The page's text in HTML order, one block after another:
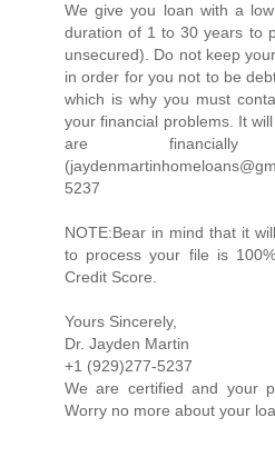
We give you loan with a
duration of 1 to 30 years to
unsecured). Do not keep
in order for you not to be
which is why you must
your financial problems. It
are
5237
NOTE:Bear in mind that it
to process your file is
Credit Score.
Yours Sincerely,
Dr. Jayden Martin
+1 (929)277-5237
We are certified and your
Worry no more about your